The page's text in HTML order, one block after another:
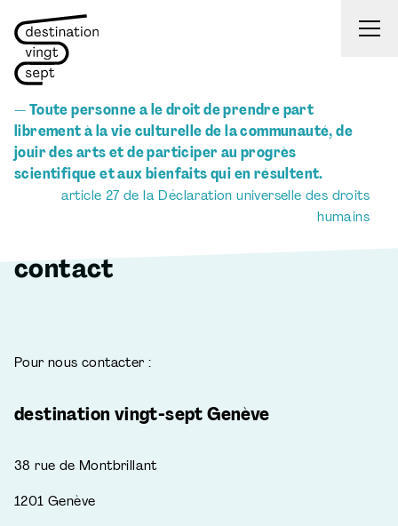
— Toute personne a le droit de prendre part
librement à la vie culturelle de la communauté, de
jouir des arts et de participer au progrès
scientifique et aux bienfaits qui en résultent.
article 27 de la Déclaration universelle des droits
humains
contact
Pour nous contacter :
destination vingt-sept Genève
38 rue de Montbrillant
1201 Genève